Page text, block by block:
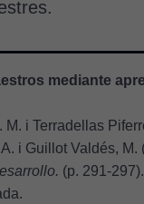
mediante
M. i Terradellas
i Guillot Valdés, M.
(p. 291-